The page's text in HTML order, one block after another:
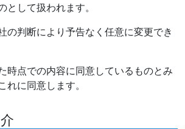
として扱われます。
の判断により予告なく任意に変更でき
時点での内容に同意しているものとみ
れに同意します。